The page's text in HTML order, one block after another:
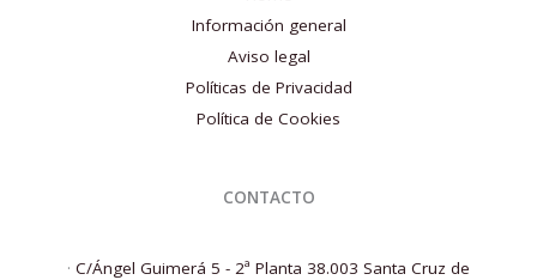
Información general
Aviso legal
Políticas de Privacidad
Política de Cookies
CONTACTO
· C/Ángel Guimerá 5 - 2ª Planta 38.003 Santa Cruz de